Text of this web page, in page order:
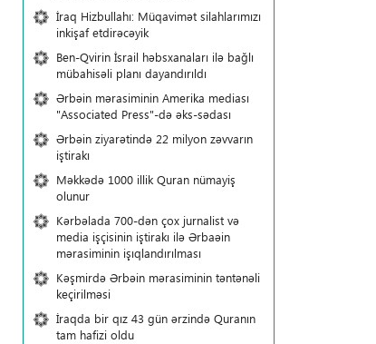
İraq Hizbullahı: Müqavimət silahlarımızı
inkişaf etdirəcəyik
Ben-Qvirin İsrail həbsxanaları ilə bağlı
mübahisəli planı dayandırıldı
Ərbəin mərasiminin Amerika mediası
"Associated Press"-də əks-sədası
Ərbəin ziyarətində 22 milyon zəvvarın
iştirakı
Məkkədə 1000 illik Quran nümayiş
olunur
Kərbəlada 700-dən çox jurnalist və
media işçisinin iştirakı ilə Ərbaəin
mərasiminin işıqlandırılması
Kəşmirdə Ərbəin mərasiminin təntənəli
keçirilməsi
İraqda bir qız 43 gün ərzində Quranın
tam hafizi oldu